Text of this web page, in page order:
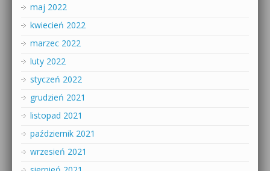
maj 2022
kwiecień 2022
marzec 2022
luty 2022
styczeń 2022
grudzień 2021
listopad 2021
październik 2021
wrzesień 2021